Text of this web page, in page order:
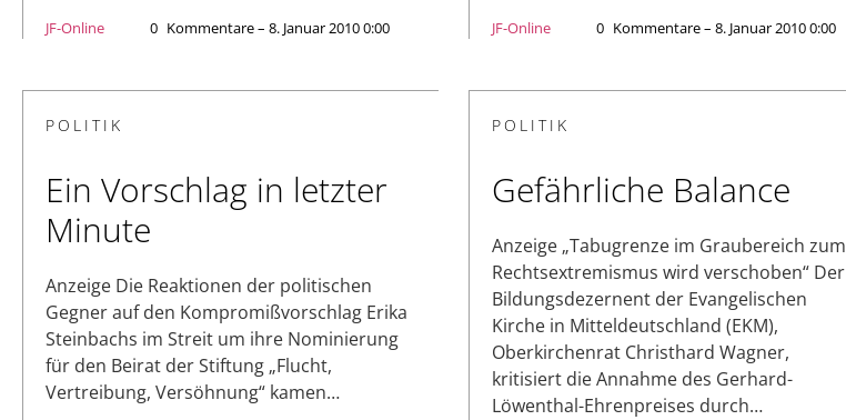
JF-Online 0 Kommentare – 8. Januar 2010 0:00 JF-Online 0 Kommentare – 8. Januar 2010 0:00
POLITIK
Ein Vorschlag in letzter
Minute
Anzeige Die Reaktionen der politischen
Gegner auf den Kompromißvorschlag Erika
Steinbachs im Streit um ihre Nominierung
für den Beirat der Stiftung „Flucht,
Vertreibung, Versöhnung“ kamen…
POLITIK
Gefährliche Balance
Anzeige „Tabugrenze im Graubereich zum
Rechtsextremismus wird verschoben“ Der
Bildungsdezernent der Evangelischen
Kirche in Mitteldeutschland (EKM),
Oberkirchenrat Christhard Wagner,
kritisiert die Annahme des Gerhard-
Löwenthal-Ehrenpreises durch…